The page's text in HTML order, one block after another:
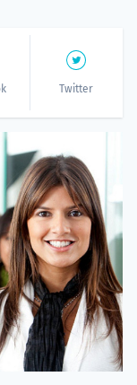
Twitter
НАБІР
вступ на